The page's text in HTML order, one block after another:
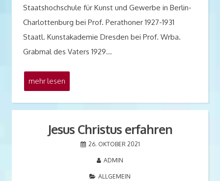
Staatshochschule für Kunst und Gewerbe in Berlin-
Charlottenburg bei Prof. Perathoner 1927-1931
Staatl. Kunstakademie Dresden bei Prof. Wrba.
Grabmal des Vaters 1929…
mehr lesen
Jesus Christus erfahren
26. OKTOBER 2021
ADMIN
ALLGEMEIN